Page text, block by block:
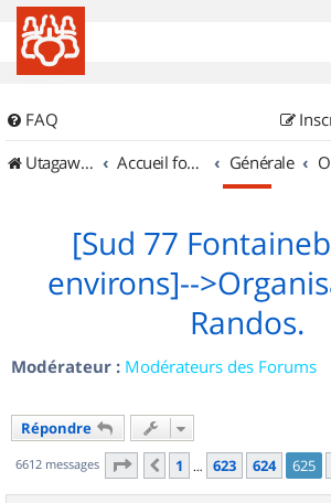
FAQ
UtagawaVTT (Randos VTT et VTTAE avec traces GPS)
Accueil forum Générale
[Sud 77
environs]--
Randos.
Modérateur : Modérateurs des Forums
Répondre
6612 messages Page 625 sur662
Précédent
1 … 623 624 625